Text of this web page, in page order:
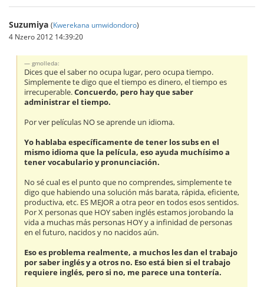
Suzumiya (Kwerekana umwidondoro)
4 Nzero 2012 14:39:20
gmolleda:
Dices que el saber no ocupa lugar, pero ocupa tiempo.
Simplemente te digo que el tiempo es dinero, el tiempo es
irrecuperable.Concuerdo, pero hay que saber
administrar el tiempo.
Por ver películas NO se aprende un idioma.
Yo hablaba específicamente de tener los subs en el
mismo idioma que la película, eso ayuda muchísimo a
tener vocabulario y pronunciación.
No sé cual es el punto que no comprendes, simplemente te
digo que habiendo una solución más barata, rápida, eficiente,
productiva, etc. ES MEJOR a otra peor en todos esos sentidos.
Por X personas que HOY saben inglés estamos jorobando la
vida a muchas más personas HOY y a infinidad de personas
en el futuro, nacidos y no nacidos aún.
Eso es problema realmente, a muchos les dan el trabajo
por saber inglés y a otros no. Eso está bien si el trabajo
requiere inglés, pero si no, me parece una tontería.